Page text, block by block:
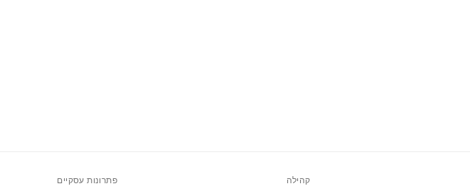
קהילה פתרונות עסקיים